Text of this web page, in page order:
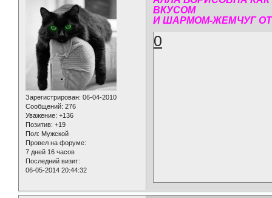
Зарегистрирован: 06-04-2010
Сообщений: 276
Уважение: +136
Позитив: +19
Пол: Мужской
Провел на форуме:
7 дней 16 часов
Последний визит:
06-05-2014 20:44:32
ВКУСОМ
И ШАРМОМ-ЖЕМЧУГ
0